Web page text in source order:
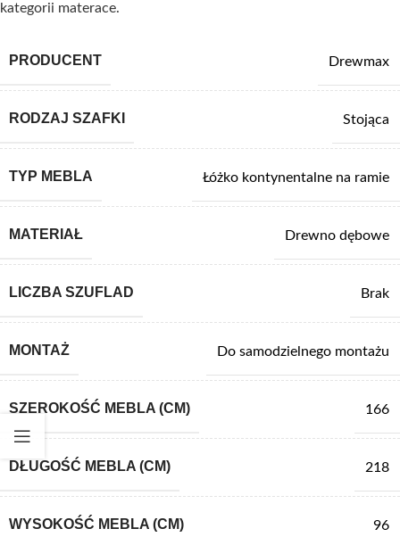
kategorii materace.
PRODUCENT Drewmax
RODZAJ SZAFKI Stojąca
TYP MEBLA Łóżko kontynentalne na ramie
MATERIAŁ Drewno dębowe
LICZBA SZUFLAD Brak
MONTAŻ Do samodzielnego montażu
SZEROKOŚĆ MEBLA (CM) 166
DŁUGOŚĆ MEBLA (CM) 218
WYSOKOŚĆ MEBLA (CM) 96